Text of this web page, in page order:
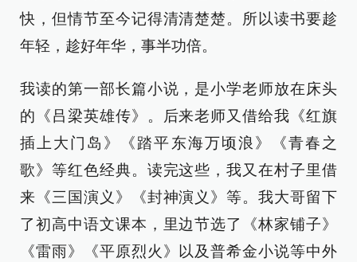
快，但情节至今记得清清楚楚。所以读书要趁
年轻，趁好年华，事半功倍。
我读的第一部长篇小说，是小学老师放在床头
的《吕梁英雄传》。后来老师又借给我《红旗
插上大门岛》《踏平东海万顷浪》《青春之
歌》等红色经典。读完这些，我又在村子里借
来《三国演义》《封神演义》等。我大哥留下
了初高中语文课本，里边节选了《林家铺子》
《雷雨》《平原烈火》以及普希金小说等中外